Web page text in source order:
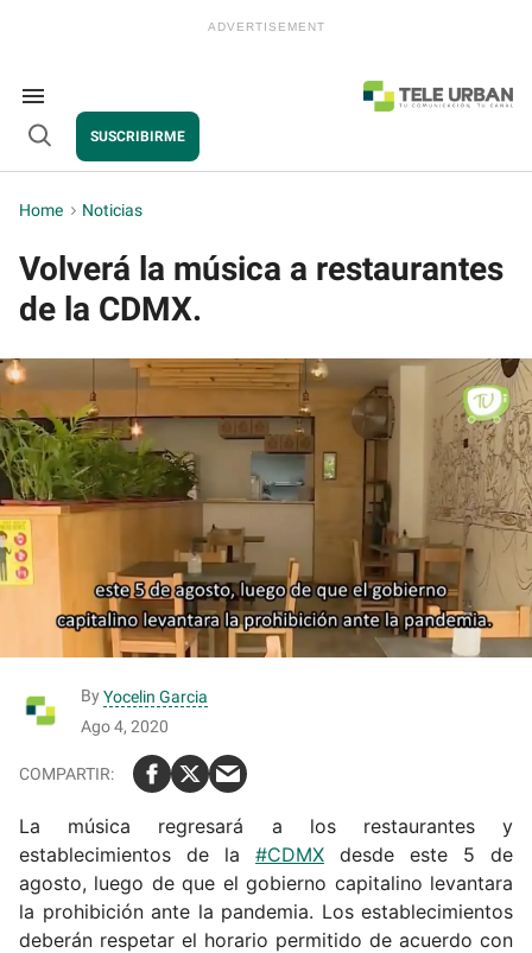
Search
&
Section
Navigation
Open
SUSCRIBIRME
Home > Noticias
Volverá la música a restaurantes
de la CDMX.
By Yocelin Garcia
Ago 4, 2020
La música regresará a los restaurantes y
establecimientos de la #CDMX desde este 5 de
agosto, luego de que el gobierno capitalino levantara
la prohibición ante la pandemia. Los establecimientos
deberán respetar el horario permitido de acuerdo con